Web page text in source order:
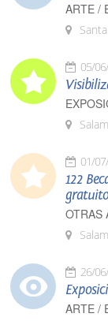
ARTE /
05/
01/
122
gratuito
OTRAS
26/
ARTE /